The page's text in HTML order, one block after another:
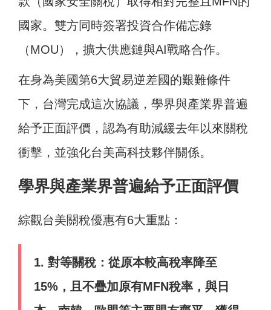
國家。雙方同時簽署投資合作備忘錄
（MOU），擴大供應鏈與AI戰略合作。
在身為美國第6大貿易逆差國的艱難條件
下，台灣完成這次協議，學界與產業界普遍
給予正面評價，認為有助減緩去年以來關稅
衝擊，並強化台美高科技夥伴關係。
學界與產業界普遍給予正面評價
綜觀台美關稅優惠有6大重點：
1. 對等關稅：從原本較高稅率降至
15%，且不疊加原有MFN稅率，與日